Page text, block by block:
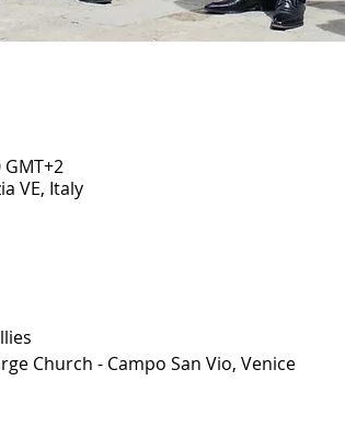
GMT+2
VE, Italy
Church - Campo San Vio, Venice